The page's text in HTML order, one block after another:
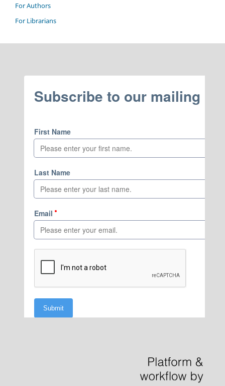
For Authors
For Librarians